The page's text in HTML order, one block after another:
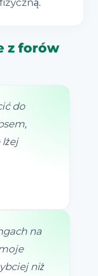
z forów
do
lżej
na
niż